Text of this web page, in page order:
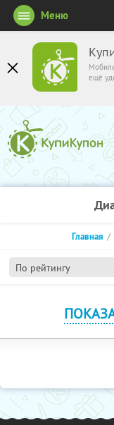
ещё
Меню
По рейтингу
Главная